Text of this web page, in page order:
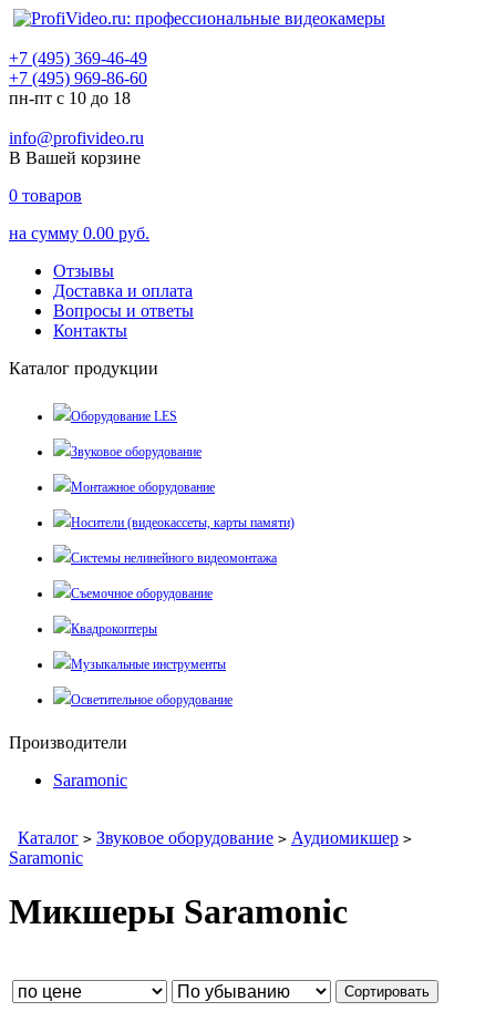
+7 (495) 369-46-49
+7 (495) 969-86-60
пн-пт с 10 до 18
info@profivideo.ru
В Вашей корзине
0 товаров
на сумму 0.00 руб.
Отзывы
Доставка и оплата
Вопросы и ответы
Контакты
Каталог продукции
Оборудование LES
Звуковое оборудование
Монтажное оборудование
Носители (видеокассеты, карты памяти)
Системы нелинейного видеомонтажа
Съемочное оборудование
Квадрокоптеры
Музыкальные инструменты
Осветительное оборудование
Производители
Saramonic
Каталог > Звуковое оборудование > Аудиомикшер >
Saramonic
Микшеры Saramonic